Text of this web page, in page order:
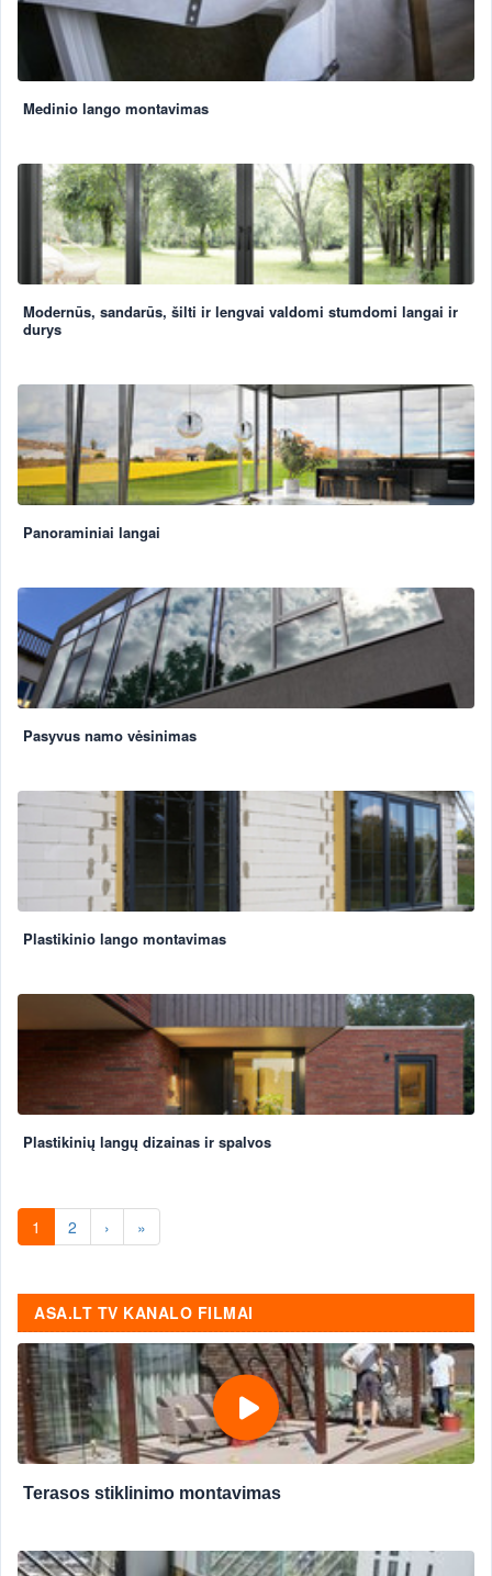
Medinio lango montavimas
Modernūs, sandarūs, šilti ir lengvai valdomi stumdomi langai ir
durys
Panoraminiai langai
Pasyvus namo vėsinimas
Plastikinio lango montavimas
Plastikinių langų dizainas ir spalvos
1 2 › »
ASA.LT TV KANALO FILMAI
Terasos stiklinimo montavimas